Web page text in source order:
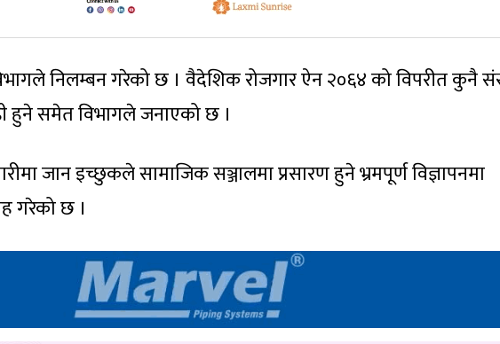
निलम्बन गरेको छ । वैदेशिक रोजगार ऐन २०६४ को विपरीत कुनै
हुने समेत विभागले जनाएको छ ।
जान इच्छुकले सामाजिक सञ्जालमा प्रसारण हुने भ्रमपूर्ण विज्ञापनमा
गरेको छ ।